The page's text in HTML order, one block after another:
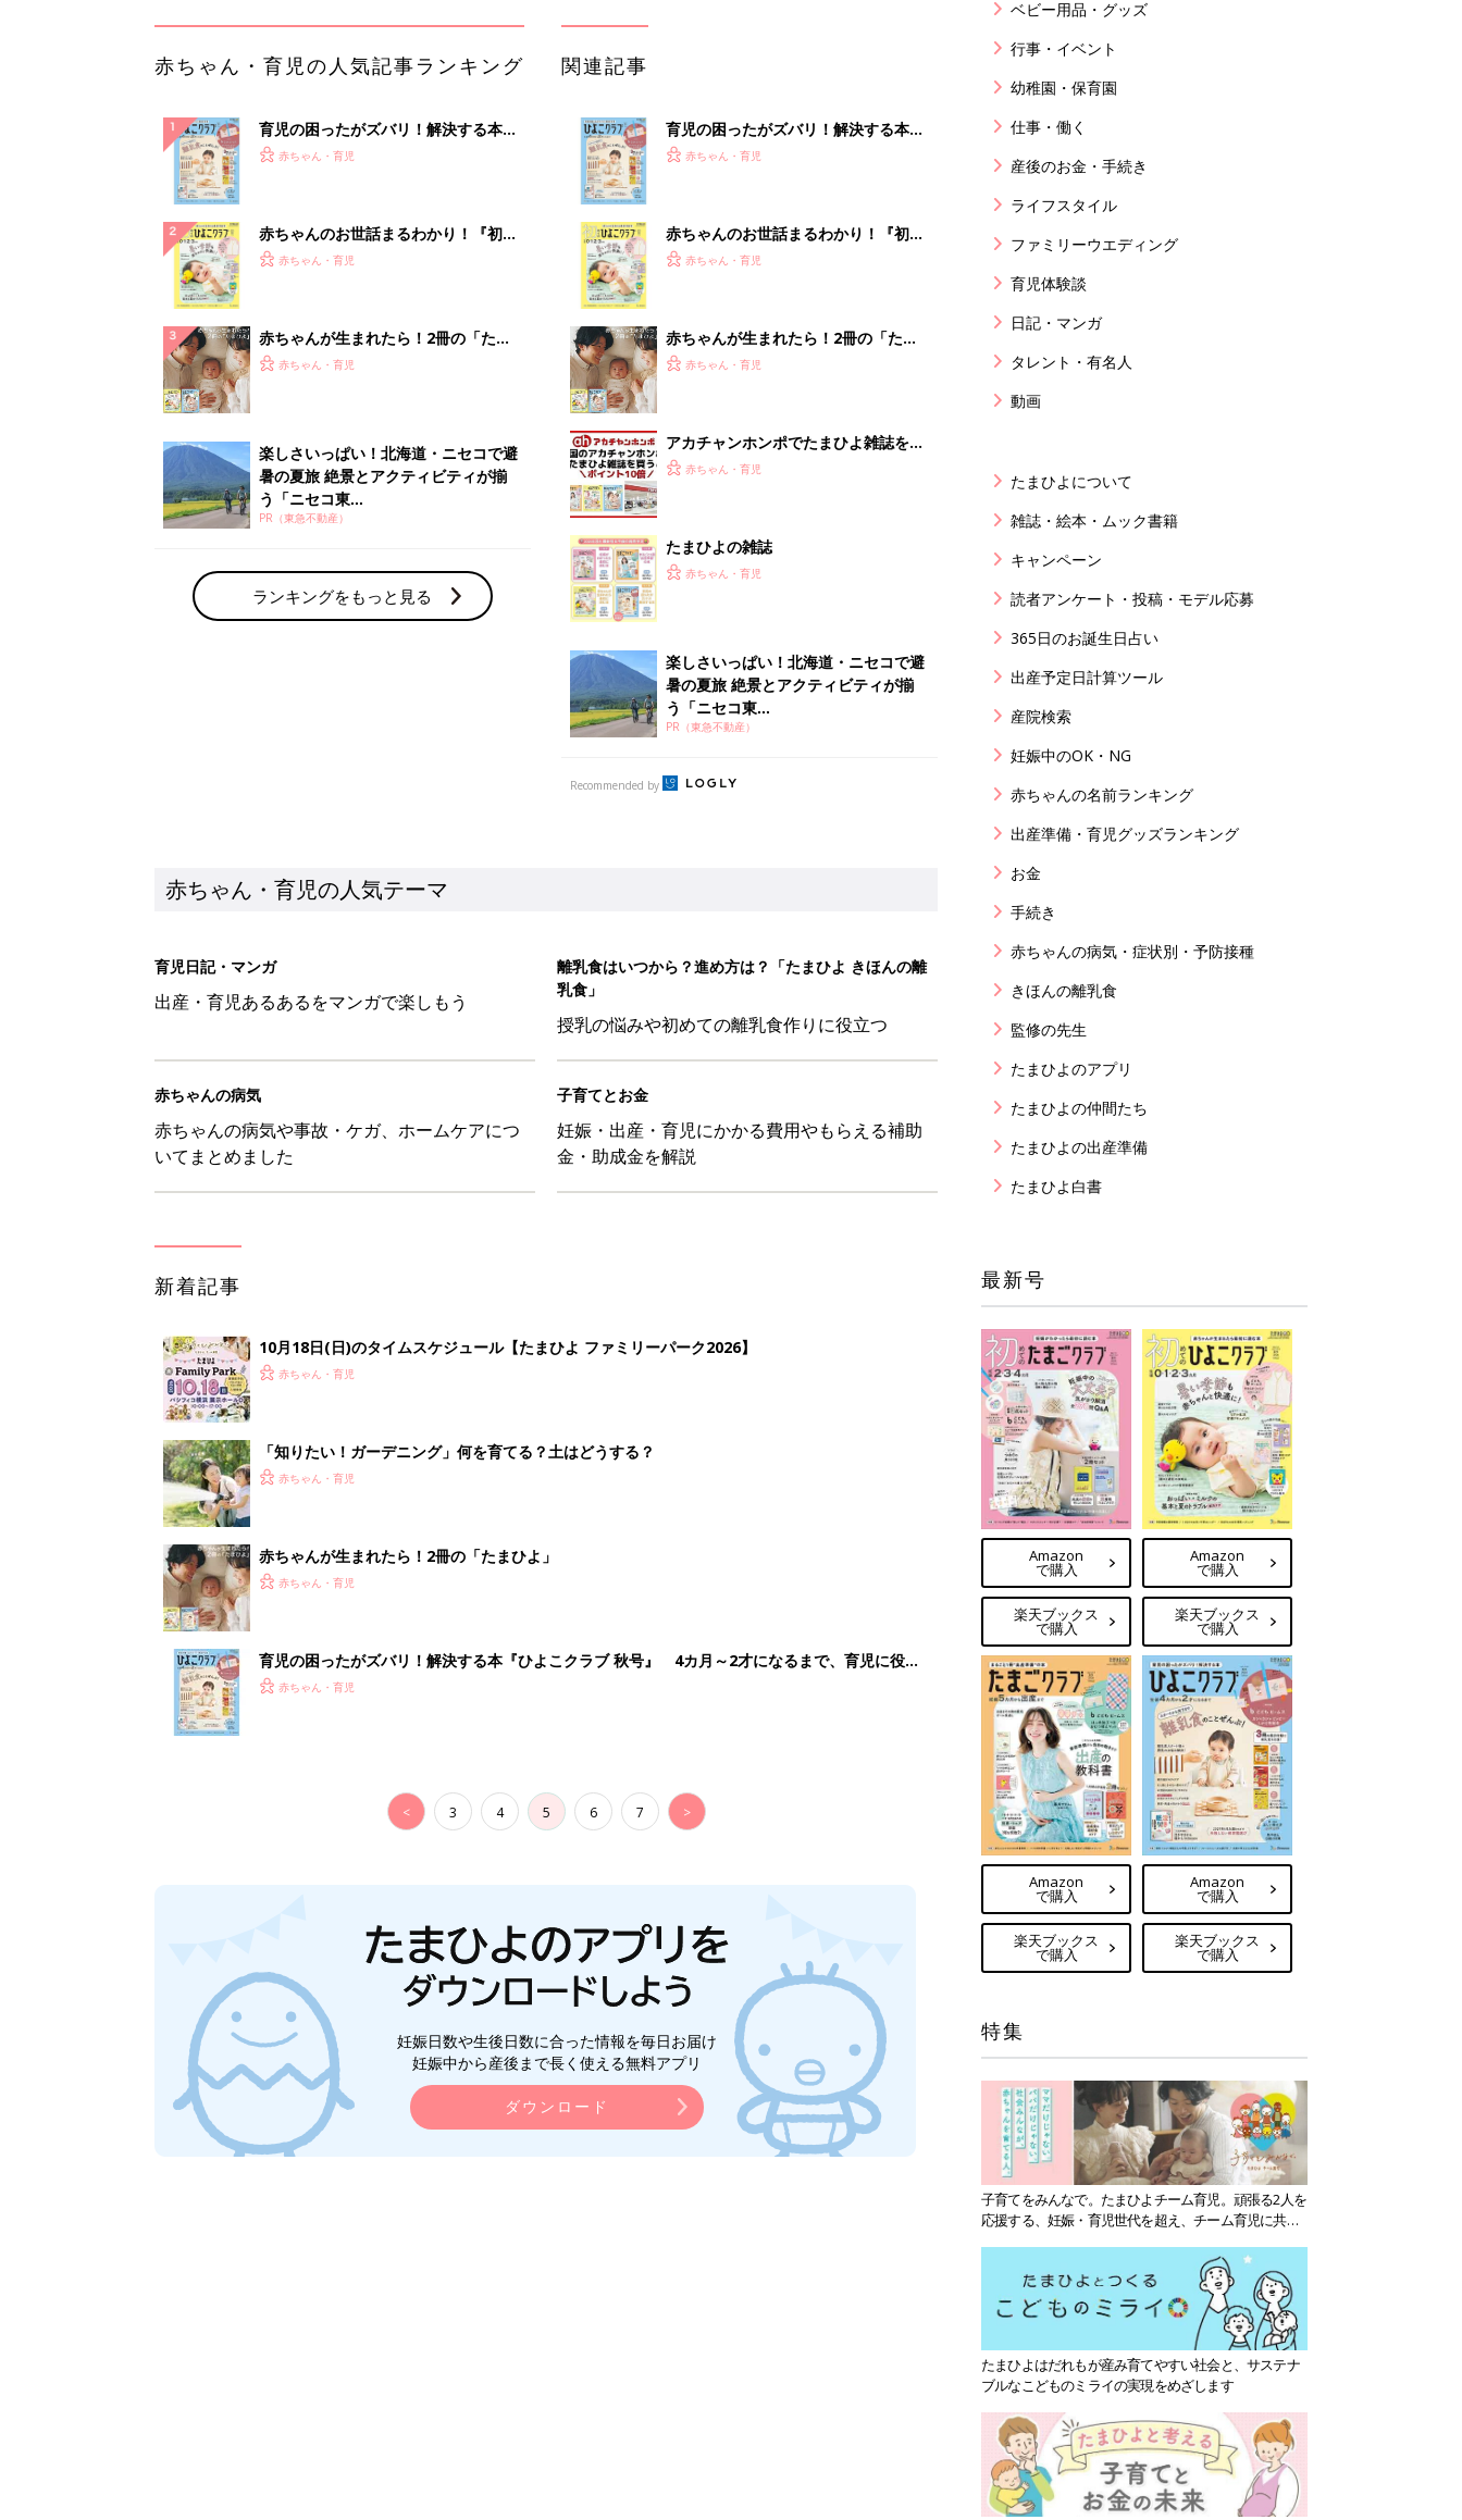
赤ちゃん・育児の人気記事ランキング
育児の困ったがズバリ！解決する本
『ひよこクラブ 秋号』 4カ月～2才
赤ちゃん・育児
赤ちゃんのお世話まるわかり！『初め
てのひよこクラブ 夏号』〈巻頭大特
赤ちゃん・育児
赤ちゃんが生まれたら！2冊の「たま
ひよ」
赤ちゃん・育児
楽しさいっぱい！北海道・ニセコで避
暑の夏旅 絶景とアクティビティが揃
う「ニセコ東...
PR（東急不動産）
ランキングをもっと見る
関連記事
育児の困ったがズバリ！解決する本
『ひよこクラブ 秋号』 4カ月～2才
赤ちゃん・育児
赤ちゃんのお世話まるわかり！『初め
てのひよこクラブ 夏号』〈巻頭大特
赤ちゃん・育児
赤ちゃんが生まれたら！2冊の「たま
ひよ」
赤ちゃん・育児
アカチャンホンポでたまひよ雑誌を買
うとポイント10倍【期間限定】
赤ちゃん・育児
たまひよの雑誌
赤ちゃん・育児
楽しさいっぱい！北海道・ニセコで避
暑の夏旅 絶景とアクティビティが揃
う「ニセコ東...
PR（東急不動産）
Recommended by
赤ちゃん・育児の人気テーマ
育児日記・マンガ
出産・育児あるあるをマンガで楽しもう
離乳食はいつから？進め方は？「たまひよ きほんの離
乳食」
授乳の悩みや初めての離乳食作りに役立つ
赤ちゃんの病気
赤ちゃんの病気や事故・ケガ、ホームケアにつ
いてまとめました
子育てとお金
妊娠・出産・育児にかかる費用やもらえる補助
金・助成金を解説
新着記事
10月18日(日)のタイムスケジュール【たまひよ ファミリーパーク2026】
赤ちゃん・育児
「知りたい！ガーデニング」何を育てる？土はどうする？
赤ちゃん・育児
赤ちゃんが生まれたら！2冊の「たまひよ」
赤ちゃん・育児
育児の困ったがズバリ！解決する本『ひよこクラブ 秋号』 4カ月～2才になるまで、育児に役立
つ情報がいっぱい！
赤ちゃん・育児
< 3 4 5 6 7 >
妊娠日数や生後日数に合った情報を毎日お届け
妊娠中から産後まで長く使える無料アプリ
ダウンロード
ベビー用品・グッズ
行事・イベント
幼稚園・保育園
仕事・働く
産後のお金・手続き
ライフスタイル
ファミリーウエディング
育児体験談
日記・マンガ
タレント・有名人
動画
たまひよについて
雑誌・絵本・ムック書籍
キャンペーン
読者アンケート・投稿・モデル応募
365日のお誕生日占い
出産予定日計算ツール
産院検索
妊娠中のOK・NG
赤ちゃんの名前ランキング
出産準備・育児グッズランキング
お金
手続き
赤ちゃんの病気・症状別・予防接種
きほんの離乳食
監修の先生
たまひよのアプリ
たまひよの仲間たち
たまひよの出産準備
たまひよ白書
最新号
Amazon
で購入
楽天ブックス
で購入
Amazon
で購入
楽天ブックス
で購入
Amazon
で購入
楽天ブックス
で購入
Amazon
で購入
楽天ブックス
で購入
特集
子育てをみんなで。たまひよチーム育児。頑張る2人を
応援する、妊娠・育児世代を超え、チーム育児に共感
たまひよはだれもが産み育てやすい社会と、サステナ
ブルなこどものミライの実現をめざします